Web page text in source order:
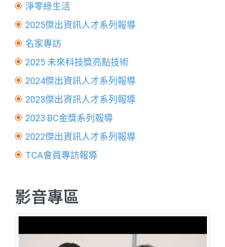
淨零綠生活
2025傑出資訊人才系列報導
名家專訪
2025 未來科技獎亮點技術
2024傑出資訊人才系列報導
2023傑出資訊人才系列報導
2023 BC金獎系列報導
2022傑出資訊人才系列報導
TCA會員專訪報導
影音專區